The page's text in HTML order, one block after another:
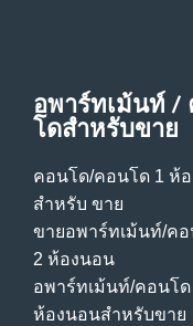
อพาร์ทเม้นท์ /
โดสําหรับขาย
คอนโด/คอนโด 1 ห้
สําหรับ ขาย
ขายอพาร์ทเม้นท์/ค
2 ห้องนอน
อพาร์ทเม้นท์/คอนโด
ห้องนอนสําหรับขาย